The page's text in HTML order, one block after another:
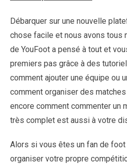
Débarquer sur une nouvelle
chose facile et nous avons tous
de YouFoot a pensé à tout et
premiers pas grâce à des
comment ajouter une équipe ou
comment organiser des
encore comment commenter un
très complet est aussi à votre
Alors si vous êtes un fan de
organiser votre propre